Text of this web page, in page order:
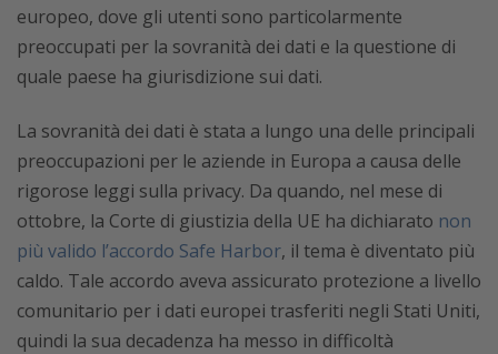
europeo, dove gli utenti sono particolarmente
preoccupati per la sovranità dei dati e la questione di
quale paese ha giurisdizione sui dati.
La sovranità dei dati è stata a lungo una delle principali
preoccupazioni per le aziende in Europa a causa delle
rigorose leggi sulla privacy. Da quando, nel mese di
ottobre, la Corte di giustizia della UE ha dichiarato non
più valido l’accordo Safe Harbor, il tema è diventato più
caldo. Tale accordo aveva assicurato protezione a livello
comunitario per i dati europei trasferiti negli Stati Uniti,
quindi la sua decadenza ha messo in difficoltà